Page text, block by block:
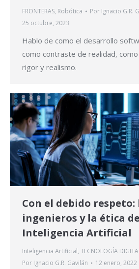
FRONTERAS, Robótica Por Ignacio G.R.
25 octubre, 2023
Hablo de como el desarrollo
como contraste de realidad,
rigor y realismo.
Con el debido respeto:
ingenieros y la ética
Inteligencia Artificial
Inteligencia Artificial, TECNOLOGÍA
Por Ignacio G.R. Gavilán 12 enero, 2022